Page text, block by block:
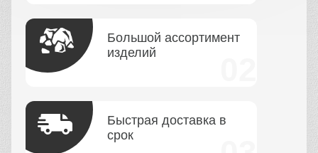
Большой ассортимент
изделий
Быстрая доставка в
срок